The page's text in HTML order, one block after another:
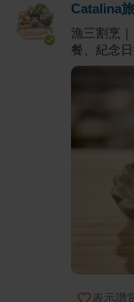
Catalina
漁三割烹
餐、紀念
表示讚